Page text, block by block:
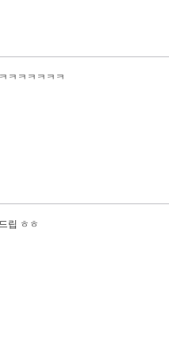
ㅋㅋㅋㅋㅋㅋ
립 ㅎㅎ